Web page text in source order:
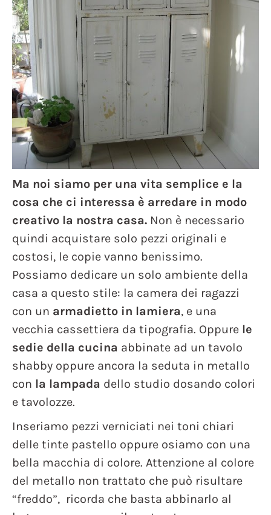
Ma noi siamo per una vita semplice e la
cosa che ci interessa è arredare in modo
creativo la nostra casa. Non è necessario
quindi acquistare solo pezzi originali e
costosi, le copie vanno benissimo.
Possiamo dedicare un solo ambiente della
casa a questo stile: la camera dei ragazzi
con un armadietto in lamiera, e una
vecchia cassettiera da tipografia. Oppure le
sedie della cucina abbinate ad un tavolo
shabby oppure ancora la seduta in metallo
con la lampada dello studio dosando colori
e tavolozze.
Inseriamo pezzi verniciati nei toni chiari
delle tinte pastello oppure osiamo con una
bella macchia di colore. Attenzione al colore
del metallo non trattato che può risultare
“freddo”, ricorda che basta abbinarlo al